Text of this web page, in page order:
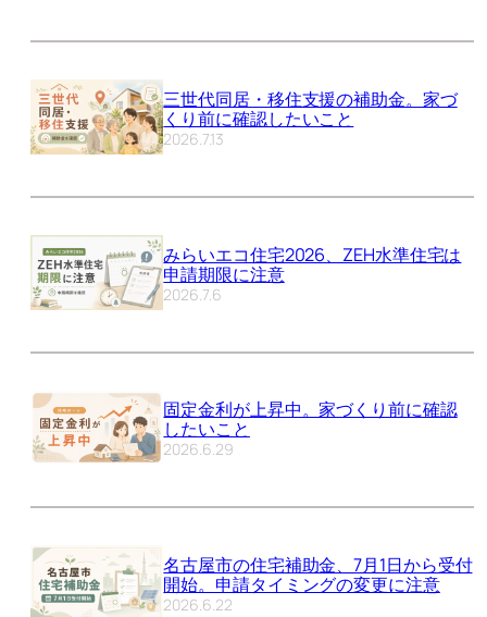
三世代同居・移住支援の補助金。家づ
くり前に確認したいこと
2026.7.13
みらいエコ住宅2026、ZEH水準住宅は
申請期限に注意
2026.7.6
固定金利が上昇中。家づくり前に確認
したいこと
2026.6.29
名古屋市の住宅補助金、7月1日から受付
開始。申請タイミングの変更に注意
2026.6.22